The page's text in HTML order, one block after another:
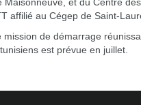
affilié au Cégep de Saint-
mission de démarrage
est prévue en juillet.